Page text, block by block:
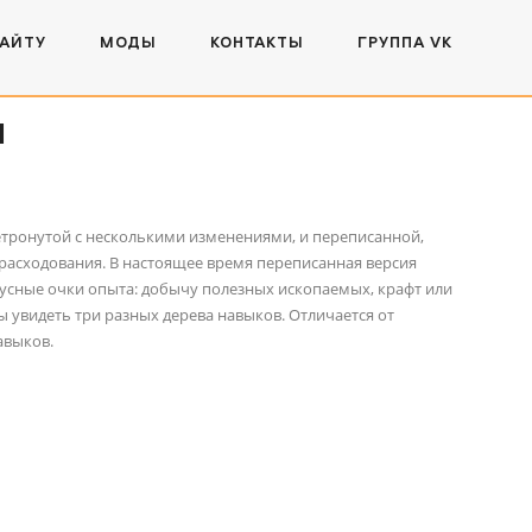
МОДЫ КОНТАКТЫ ГРУППА VK
с несколькими изменениями, и переписанной,
В настоящее время переписанная версия
очки опыта: добычу полезных ископаемых, крафт или
три разных дерева навыков. Отличается от